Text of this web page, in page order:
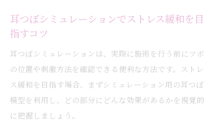
耳つぼシミュレーションでストレス緩和を目
指すコツ
耳つぼシミュレーションは、実際に施術を行う前にツボ
の位置や刺激方法を確認できる便利な方法です。ストレ
ス緩和を目指す場合、まずシミュレーション用の耳つぼ
模型を利用し、どの部分にどんな効果があるかを視覚的
に把握しましょう。